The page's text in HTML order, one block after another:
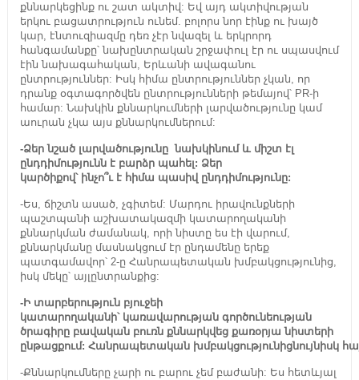
քննարկեցինք ու շատ ակտիվ: Եվ այդ ակտիվության
երկու բացատրություն ունեմ. բոլորս նոր էինք ու խայծ
կար, էնտուզիազմը դեռ չէր նվազել և երկրորդ
հանգամանքը՝ նախընտրական շրջափուլ էր ու սպասվում
էին նախագահական, Երևանի ավագանու
ընտրություններ: Իսկ հիմա ընտրություններ չկան, որ
դրանք օգտագործվեն ընտրությունների թեմայով՝ PR-ի
համար: Նախկին քննարկումների լարվածությունը կամ
աուրան չկա այս քննարկումներում:
-Ձեր նշած լարվածությունը նախկինում և միշտ էլ
ընդդիմությունն է բարձր պա հել: Ձեր
կարծիքով՝ ինչո՞ւ է հիմա պասիվ ընդդիմությունը:
-Ես, ճիշտն ասած, չգիտեմ: Մարդու իրավունքների
պաշտպանի աշխատակազմի կատարողականի
քննարկման ժամանակ, որի նիստը ես էի վարում,
քննարկմանը մասնակցում էր ընդամենը երեք
պատգամավոր՝ 2-ը Հանրապետական խմբակցությունից,
իսկ մեկը՝ այլընտրանքից:
-Ի տարբերություն բյուջեի
կատարողականի՝ կառավարության գործունեության
ծրագիրը բավական բուռն քննարկվեց քառօրյա նիստերի
ընթացքում: Հանրապետական խմբակցությունիցնույնիսկ
-Քննարկումները չարի ու բարու չեմ բաժանի: Ես հետևյալ